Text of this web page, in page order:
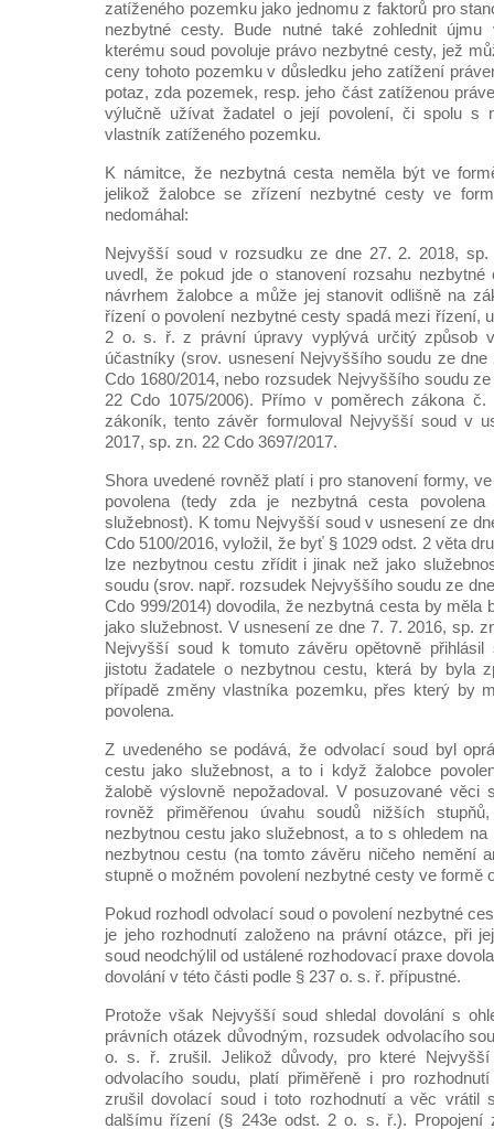
zatíženého pozemku jako jednomu z faktorů pro
nezbytné cesty. Bude nutné také zohlednit újmu
kterému soud povoluje právo nezbytné cesty, jež
ceny tohoto pozemku v důsledku jeho zatížení
potaz, zda pozemek, resp. jeho část zatíženou
výlučně užívat žadatel o její povolení, či spolu s
vlastník zatíženého pozemku.
K námitce, že nezbytná cesta neměla být ve
jelikož žalobce se zřízení nezbytné cesty ve
nedomáhal:
Nejvyšší soud v rozsudku ze dne 27. 2. 2018, sp.
uvedl, že pokud jde o stanovení rozsahu
návrhem žalobce a může jej stanovit odlišně na
řízení o povolení nezbytné cesty spadá mezi řízení,
2 o. s. ř. z právní úpravy vyplývá určitý způsob
účastníky (srov. usnesení Nejvyššího soudu ze dne
Cdo 1680/2014, nebo rozsudek Nejvyššího soudu
22 Cdo 1075/2006). Přímo v poměrech zákona č.
zákoník, tento závěr formuloval Nejvyšší soud v
2017, sp. zn. 22 Cdo 3697/2017.
Shora uvedené rovněž platí i pro stanovení formy,
povolena (tedy zda je nezbytná cesta
služebnost). K tomu Nejvyšší soud v usnesení ze
Cdo 5100/2016, vyložil, že byť § 1029 odst. 2 věta
lze nezbytnou cestu zřídit i jinak než jako
soudu (srov. např. rozsudek Nejvyššího soudu ze
Cdo 999/2014) dovodila, že nezbytná cesta by měla
jako služebnost. V usnesení ze dne 7. 7. 2016, sp.
Nejvyšší soud k tomuto závěru opětovně
jistotu žadatele o nezbytnou cestu, která by byla
případě změny vlastníka pozemku, přes který by
povolena.
Z uvedeného se podává, že odvolací soud byl
cestu jako služebnost, a to i když žalobce
žalobě výslovně nepožadoval. V posuzované věci
rovněž přiměřenou úvahu soudů nižších
nezbytnou cestu jako služebnost, a to s ohledem
nezbytnou cestu (na tomto závěru ničeho nemění
stupně o možném povolení nezbytné cesty ve formě
Pokud rozhodl odvolací soud o povolení nezbytné
je jeho rozhodnutí založeno na právní otázce, při
soud neodchýlil od ustálené rozhodovací praxe
dovolání v této části podle § 237 o. s. ř. přípustné.
Protože však Nejvyšší soud shledal dovolání s
právních otázek důvodným, rozsudek odvolacího
o. s. ř. zrušil. Jelikož důvody, pro které Nejvyšší
odvolacího soudu, platí přiměřeně i pro
zrušil dovolací soud i toto rozhodnutí a věc vrátil
dalšímu řízení (§ 243e odst. 2 o. s. ř.). Propojení